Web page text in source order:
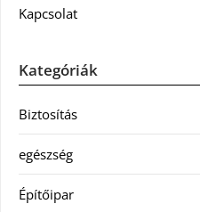
Kapcsolat
Kategóriák
Biztosítás
egészség
Építőipar